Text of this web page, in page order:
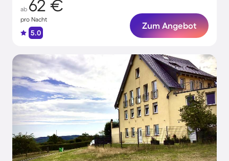
ab 62 €
pro Nacht
5.0
Zum Angebot